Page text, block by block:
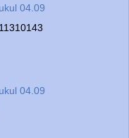
04.09
04.09